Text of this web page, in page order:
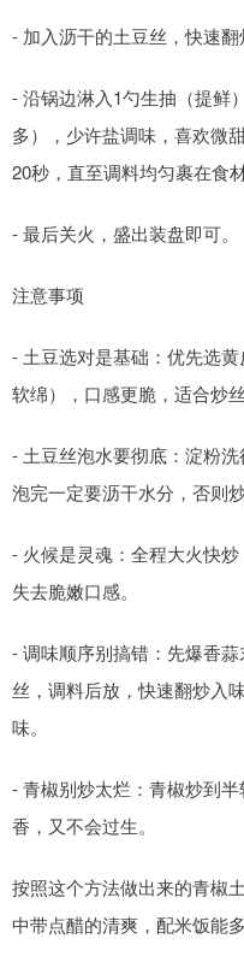
- 加入沥干的土豆丝，快速翻
- 沿锅边淋入1勺生抽（提鲜
多），少许盐调味，喜欢微
20秒，直至调料均匀裹在食材
- 最后关火，盛出装盘即可。
注意事项
- 土豆选对是基础：优先选
软绵），口感更脆，适合炒丝
- 土豆丝泡水要彻底：淀粉
泡完一定要沥干水分，否则炒
- 火候是灵魂：全程大火快
失去脆嫩口感。
- 调味顺序别搞错：先爆香
丝，调料后放，快速翻炒入
味。
- 青椒别炒太烂：青椒炒到
香，又不会过生。
按照这个方法做出来的青椒
中带点醋的清爽，配米饭能